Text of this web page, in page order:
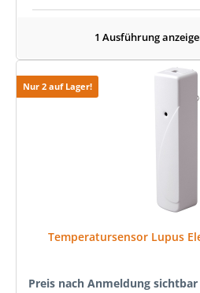
1 Ausführung
Nur 2 auf Lager!
Temperatursensor Lupus
Preis nach Anmeldung sichtbar